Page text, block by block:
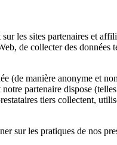
les sites partenaires et
de collecter des données
(de manière anonyme et
partenaire dispose
tiers collectent,
sur les pratiques de nos